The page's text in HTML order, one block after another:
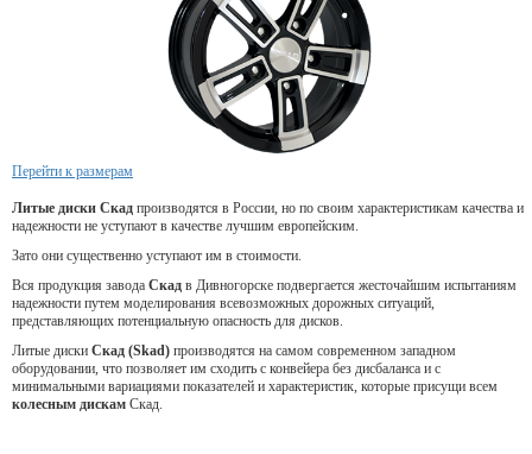
Перейти к размерам
Литые диски Скад производятся в России, но по своим характеристикам качества и
надежности не уступают в качестве лучшим европейским.
Зато они существенно уступают им в стоимости.
Вся продукция завода Скад в Дивногорске подвергается жесточайшим испытаниям
надежности путем моделирования всевозможных дорожных ситуаций,
представляющих потенциальную опасность для дисков.
Литые диски Скад (Skad) производятся на самом современном западном
оборудовании, что позволяет им сходить с конвейера без дисбаланса и с
минимальными вариациями показателей и характеристик, которые присущи всем
колесным дискам Скад.